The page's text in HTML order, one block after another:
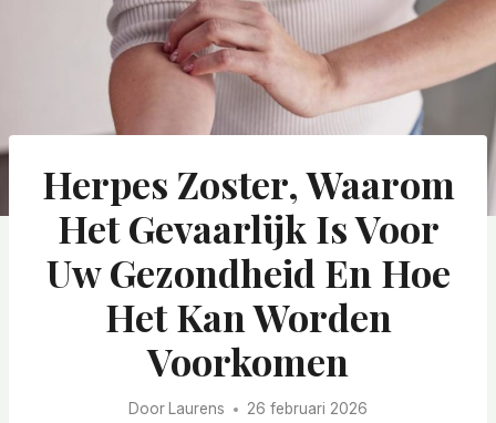
Herpes Zoster, Waarom
Het Gevaarlijk Is Voor
Uw Gezondheid En Hoe
Het Kan Worden
Voorkomen
Door Laurens 26 februari 2026